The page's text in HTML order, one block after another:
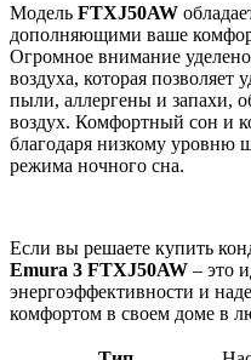
Модель FTXJ50AW
дополняющими ваше
Огромное внимание
воздуха, которая позволяет
пыли, аллергены и запахи,
воздух. Комфортный сон и
благодаря низкому уровню
режима ночного сна.
Если вы решаете купить
Emura 3 FTXJ50AW – это
энергоэффективности и
комфортом в своем доме в